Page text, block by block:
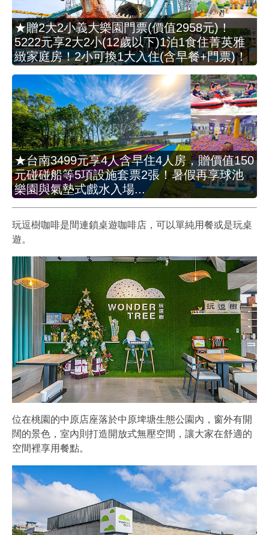
★贈2大2小義大樂園門票(價值2958元)！
5222元享2大2小(12歲以下)1泊1食住菁英雅
緻家庭房！2小可換1大入住(含早餐+門票)！
★台南3499元享4人含早住4人房，贈價值150
元碰碰船等5項設施套票2張！暑假再享球池
樂園與氣墊式戲水入場...
玩逗樹咖啡是間連鎖桌遊咖啡店，可以單純用餐或是玩桌
遊。
位在桃園的中原店座落於中原埤塘生態公園內，窗外有開
闊的景色，室內則打造開放式無壓空間，讓大家在舒適的
空間裡享用餐點。